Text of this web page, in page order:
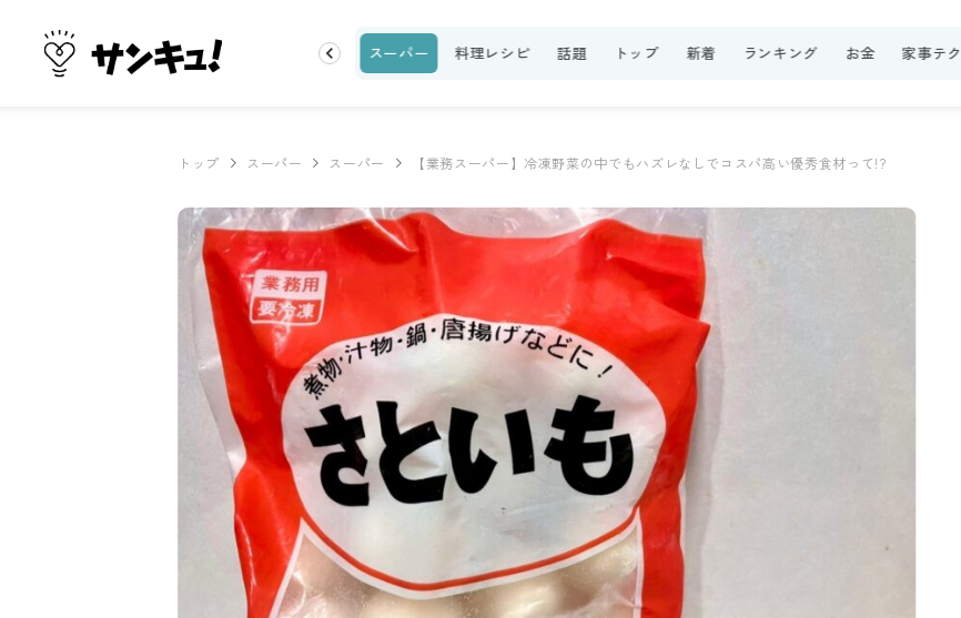
収納・片付け ビューティ 100均・雑貨 スーパー 料理レシピ 話題 トップ 新着 ランキング お金 家事テク
トップ スーパー スーパー 【業務スーパー】冷凍野菜の中でもハズレなしでコスパ高い優秀食材って!?